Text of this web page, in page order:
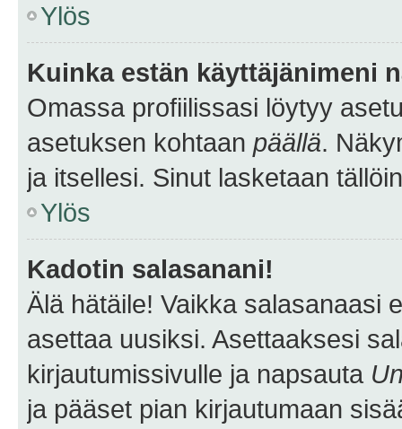
Ylös
Kuinka estän käyttäjänimeni
Omassa profiilissasi löytyy
asetuksen kohtaan päällä.
ja itsellesi. Sinut lasketaan
Ylös
Kadotin salasanani!
Älä hätäile! Vaikka salasanaasi
asettaa uusiksi. Asettaaksesi
kirjautumissivulle ja napsauta
ja pääset pian kirjautumaan